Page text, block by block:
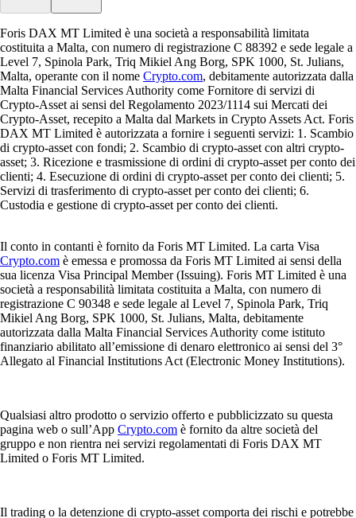
Foris DAX MT Limited è una società a responsabilità limitata
costituita a Malta, con numero di registrazione C 88392 e sede legale a
Level 7, Spinola Park, Triq Mikiel Ang Borg, SPK 1000, St. Julians,
Malta, operante con il nome Crypto.com, debitamente autorizzata dalla
Malta Financial Services Authority come Fornitore di servizi di
Crypto-Asset ai sensi del Regolamento 2023/1114 sui Mercati dei
Crypto-Asset, recepito a Malta dal Markets in Crypto Assets Act. Foris
DAX MT Limited è autorizzata a fornire i seguenti servizi: 1. Scambio
di crypto-asset con fondi; 2. Scambio di crypto-asset con altri crypto-
asset; 3. Ricezione e trasmissione di ordini di crypto-asset per conto dei
clienti; 4. Esecuzione di ordini di crypto-asset per conto dei clienti; 5.
Servizi di trasferimento di crypto-asset per conto dei clienti; 6.
Custodia e gestione di crypto-asset per conto dei clienti.
Il conto in contanti è fornito da Foris MT Limited. La carta Visa
Crypto.com è emessa e promossa da Foris MT Limited ai sensi della
sua licenza Visa Principal Member (Issuing). Foris MT Limited è una
società a responsabilità limitata costituita a Malta, con numero di
registrazione C 90348 e sede legale al Level 7, Spinola Park, Triq
Mikiel Ang Borg, SPK 1000, St. Julians, Malta, debitamente
autorizzata dalla Malta Financial Services Authority come istituto
finanziario abilitato all’emissione di denaro elettronico ai sensi del 3°
Allegato al Financial Institutions Act (Electronic Money Institutions).
Qualsiasi altro prodotto o servizio offerto e pubblicizzato su questa
pagina web o sull’App Crypto.com è fornito da altre società del
gruppo e non rientra nei servizi regolamentati di Foris DAX MT
Limited o Foris MT Limited.
Il trading o la detenzione di crypto-asset comporta dei rischi e potrebbe